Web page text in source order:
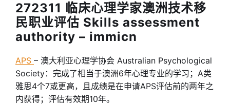
272311 临床心理学家澳洲技术移
民职业评估 Skills assessment
authority – immicn
APS – 澳大利亚心理学协会 Australian Psychological
Society：完成了相当于澳洲6年心理专业的学习；A类
雅思4个7或更高，且成绩是在申请APS评估前的两年之
内获得；评估有效期10年。